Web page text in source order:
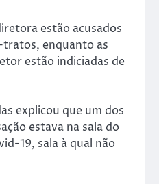
estão acusados
tratos, enquanto as
estão indiciadas de
explicou que um dos
estava na sala do
19, sala à qual não